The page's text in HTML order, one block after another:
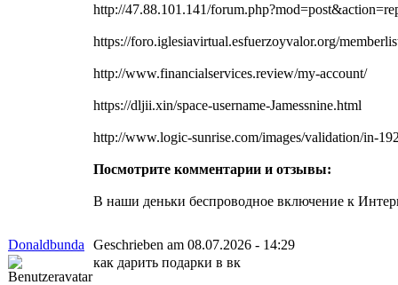
http://47.88.101.141/
https://foro.iglesiavirtual.esfuerzoyvalor.org/
http://www.financialservices.review/my-account/
https://dljii.xin/space-username-Jamessnine.html
http://www.logic-sunrise.com/images/validation/in-
Посмотрите комментарии и отзывы:
В наши деньки беспроводное включение к
Donaldbunda Geschrieben am 08.07.2026 - 14:29
как дарить подарки в вк